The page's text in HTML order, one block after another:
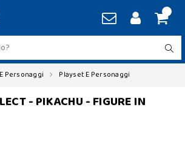
Personaggi Playset E Personaggi
- PIKACHU - FIGURE IN